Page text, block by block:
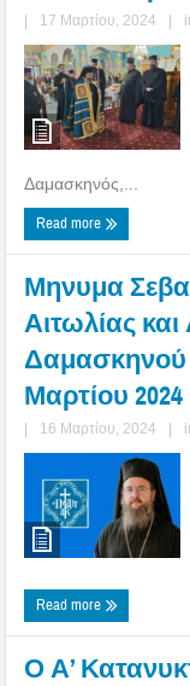
| 17 Μαρτίου, 2024 |
Δαμασκηνός,...
Read more
Μηνυμα
Αιτωλίας
Δαμασκηνού
Μαρτίου 2024
| 16 Μαρτίου, 2024 |
Read more
Ο Α’